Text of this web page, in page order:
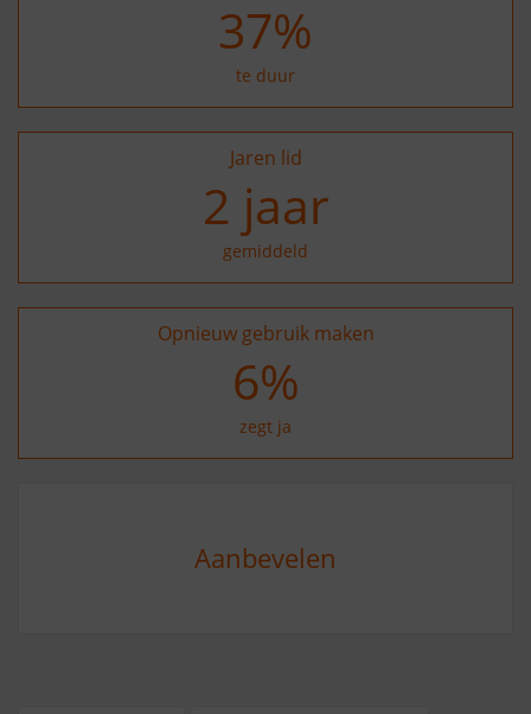
37%
te duur
Jaren lid
2 jaar
gemiddeld
Opnieuw gebruik maken
15%
zegt ja
Aanbevelen